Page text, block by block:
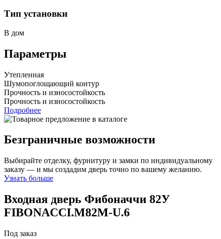
Тип установки
В дом
Параметры
Утепленная
Шумопоглощающий контур
Прочность и износостойкость
Прочность и износостойкость
Подробнее
Безграничные возможности
Выбирайте отделку, фурнитуру и замки по индивидуальному
заказу — и мы создадим дверь точно по вашему желанию.
Узнать больше
Входная дверь Фибоначчи 82У
FIBONACCI.M82M-U.6
Под заказ